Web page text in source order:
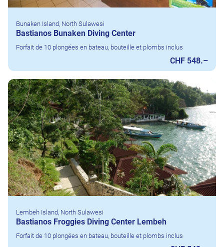
Bunaken Island, North Sulawesi
Bastianos Bunaken Diving Center
Forfait de 10 plongées en bateau, bouteille et plombs inclus
CHF 548.–
Lembeh Island, North Sulawesi
Bastianos Froggies Diving Center Lembeh
Forfait de 10 plongées en bateau, bouteille et plombs inclus